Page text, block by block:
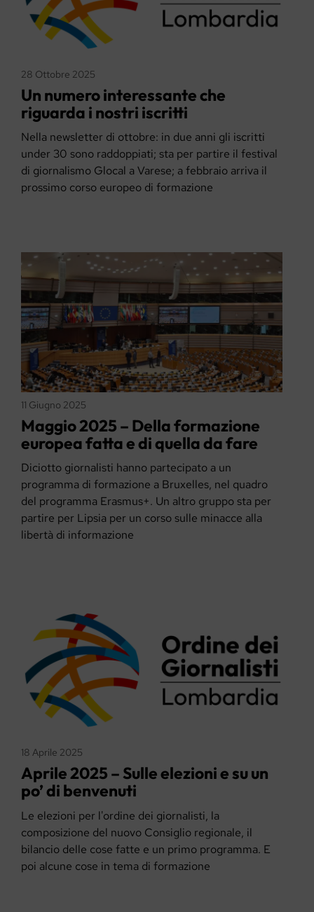
28 Ottobre 2025
Un numero interessante che
riguarda i nostri iscritti
Nella newsletter di ottobre: in due anni gli iscritti
under 30 sono raddoppiati; sta per partire il festival
di giornalismo Glocal a Varese; a febbraio arriva il
prossimo corso europeo di formazione
11 Giugno 2025
Maggio 2025 – Della formazione
europea fatta e di quella da fare
Diciotto giornalisti hanno partecipato a un
programma di formazione a Bruxelles, nel quadro
del programma Erasmus+. Un altro gruppo sta per
partire per Lipsia per un corso sulle minacce alla
libertà di informazione
18 Aprile 2025
Aprile 2025 – Sulle elezioni e su un
po’ di benvenuti
Le elezioni per l'ordine dei giornalisti, la
composizione del nuovo Consiglio regionale, il
bilancio delle cose fatte e un primo programma. E
poi alcune cose in tema di formazione